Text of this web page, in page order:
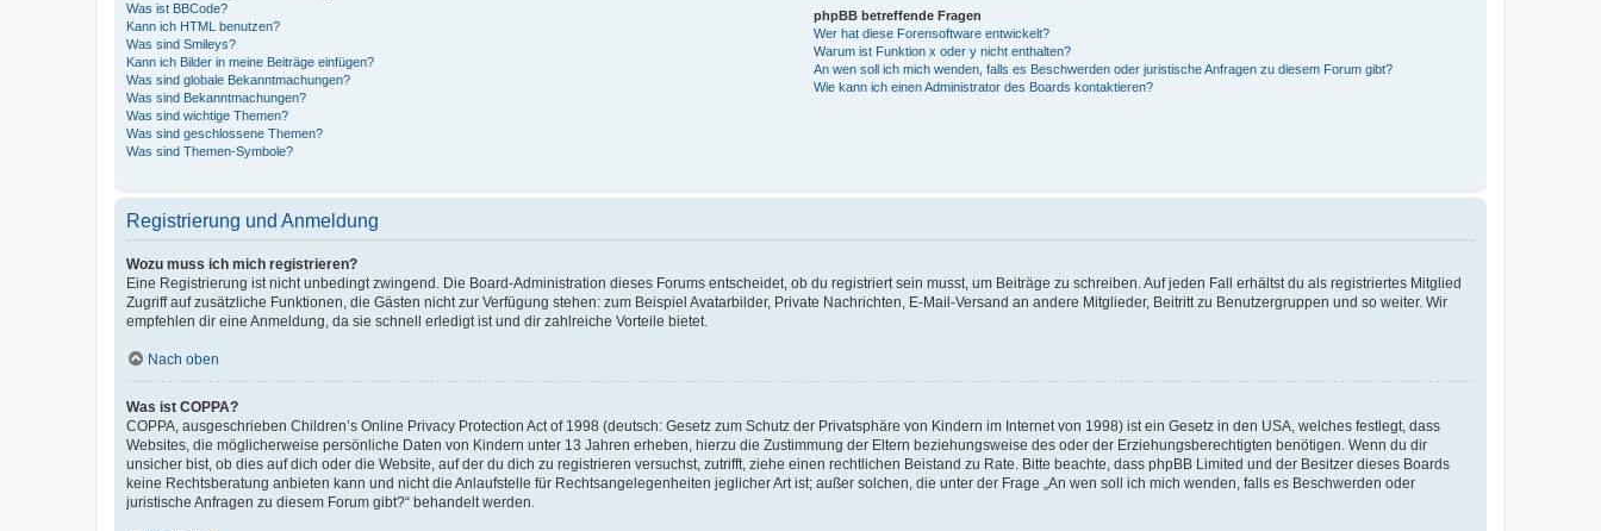
Was ist BBCode?
Kann ich HTML benutzen?
Was sind Smileys?
Kann ich Bilder in meine Beiträge einfügen?
Was sind globale Bekanntmachungen?
Was sind Bekanntmachungen?
Was sind wichtige Themen?
Was sind geschlossene Themen?
Was sind Themen-Symbole?
phpBB betreffende Fragen
Wer hat diese Forensoftware entwickelt?
Warum ist Funktion x oder y nicht enthalten?
An wen soll ich mich wenden, falls es Beschwerden oder juristische Anfragen zu diesem Forum gibt?
Wie kann ich einen Administrator des Boards kontaktieren?
Registrierung und Anmeldung
Wozu muss ich mich registrieren?
Eine Registrierung ist nicht unbedingt zwingend. Die Board-Administration dieses Forums entscheidet, ob du registriert sein musst, um Beiträge zu schreiben. Auf jeden Fall erhältst du als registriertes Mitglied
Zugriff auf zusätzliche Funktionen, die Gästen nicht zur Verfügung stehen: zum Beispiel Avatarbilder, Private Nachrichten, E-Mail-Versand an andere Mitglieder, Beitritt zu Benutzergruppen und so weiter. Wir
empfehlen dir eine Anmeldung, da sie schnell erledigt ist und dir zahlreiche Vorteile bietet.
Nach oben
Was ist COPPA?
COPPA, ausgeschrieben Children’s Online Privacy Protection Act of 1998 (deutsch: Gesetz zum Schutz der Privatsphäre von Kindern im Internet von 1998) ist ein Gesetz in den USA, welches festlegt, dass
Websites, die möglicherweise persönliche Daten von Kindern unter 13 Jahren erheben, hierzu die Zustimmung der Eltern beziehungsweise des oder der Erziehungsberechtigten benötigen. Wenn du dir
unsicher bist, ob dies auf dich oder die Website, auf der du dich zu registrieren versuchst, zutrifft, ziehe einen rechtlichen Beistand zu Rate. Bitte beachte, dass phpBB Limited und der Besitzer dieses Boards
keine Rechtsberatung anbieten kann und nicht die Anlaufstelle für Rechtsangelegenheiten jeglicher Art ist; außer solchen, die unter der Frage „An wen soll ich mich wenden, falls es Beschwerden oder
juristische Anfragen zu diesem Forum gibt?“ behandelt werden.